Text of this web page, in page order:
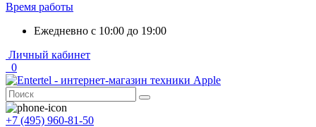
Время работы
Ежедневно с 10:00 до 19:00
Личный кабинет
0
+7 (495) 960-81-50